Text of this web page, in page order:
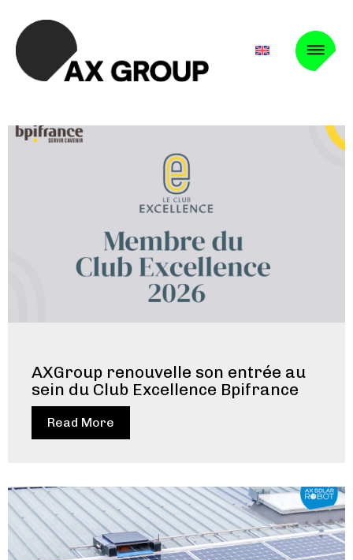
AXGroup renouvelle son entrée au
sein du Club Excellence Bpifrance
Read More